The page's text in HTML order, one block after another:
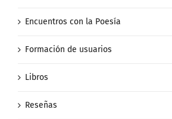
Encuentros con la Poesía
Formación de usuarios
Libros
Reseñas